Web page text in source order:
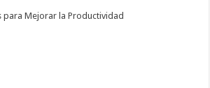
para Mejorar la Productividad